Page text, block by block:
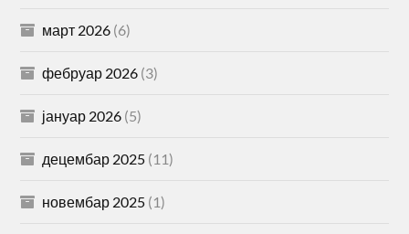
март 2026 (6)
фебруар 2026 (3)
јануар 2026 (5)
децембар 2025 (11)
новембар 2025 (1)